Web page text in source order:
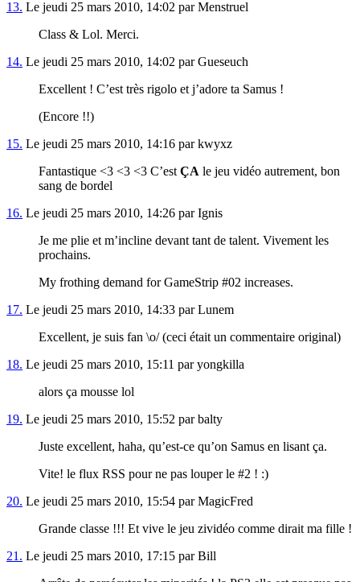
13. Le jeudi 25 mars 2010, 14:02 par Menstruel
Class & Lol. Merci.
14. Le jeudi 25 mars 2010, 14:02 par Gueseuch
Excellent ! C’est très rigolo et j’adore ta Samus !
(Encore !!)
15. Le jeudi 25 mars 2010, 14:16 par kwyxz
Fantastique <3 <3 <3 C’est ÇA le jeu vidéo autrement, bon
sang de bordel
16. Le jeudi 25 mars 2010, 14:26 par Ignis
Je me plie et m’incline devant tant de talent. Vivement les
prochains.
My frothing demand for GameStrip #02 increases.
17. Le jeudi 25 mars 2010, 14:33 par Lunem
Excellent, je suis fan \o/ (ceci était un commentaire original)
18. Le jeudi 25 mars 2010, 15:11 par yongkilla
alors ça mousse lol
19. Le jeudi 25 mars 2010, 15:52 par balty
Juste excellent, haha, qu’est-ce qu’on Samus en lisant ça.
Vite! le flux RSS pour ne pas louper le #2 ! :)
20. Le jeudi 25 mars 2010, 15:54 par MagicFred
Grande classe !!! Et vive le jeu zividéo comme dirait ma fille !
21. Le jeudi 25 mars 2010, 17:15 par Bill